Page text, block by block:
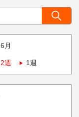
6月
2週 1週